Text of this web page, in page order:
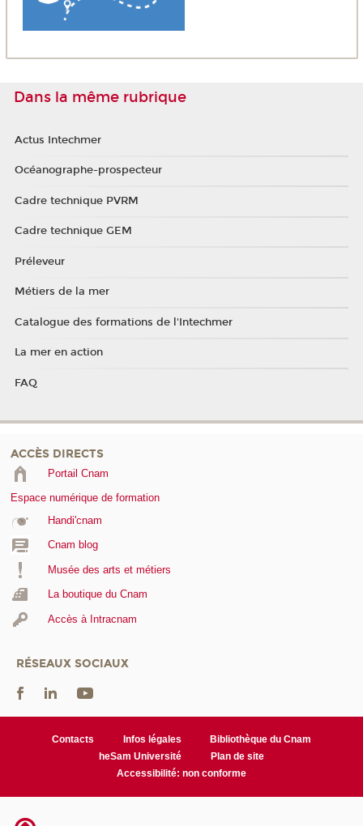
Dans la même rubrique
Actus Intechmer
Océanographe-prospecteur
Cadre technique PVRM
Cadre technique GEM
Préleveur
Métiers de la mer
Catalogue des formations de l'Intechmer
La mer en action
FAQ
ACCÈS DIRECTS
Portail Cnam
Espace numérique de formation
Handi'cnam
Cnam blog
Musée des arts et métiers
La boutique du Cnam
Accès à Intracnam
RÉSEAUX SOCIAUX
Contacts Infos légales
Bibliothèque du Cnam
heSam Université
Plan de site
Accessibilité: non conforme